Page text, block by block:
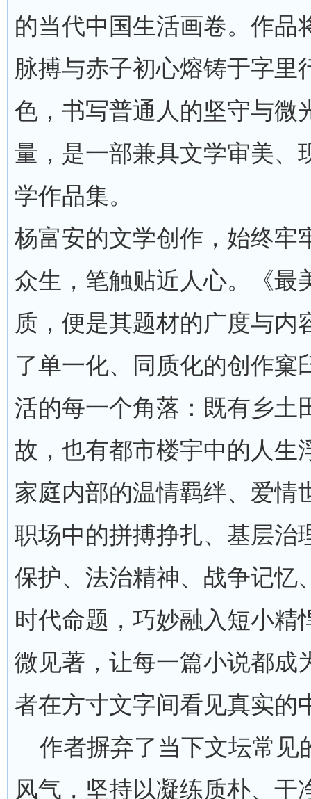
的当代中国生活画卷。作品
脉搏与赤子初心熔铸于字里
色，书写普通人的坚守与微
量，是一部兼具文学审美、
学作品集。
杨富安的文学创作，始终牢
众生，笔触贴近人心。《最
质，便是其题材的广度与内
了单一化、同质化的创作窠
活的每一个角落：既有乡土
故，也有都市楼宇中的人生
家庭内部的温情羁绊、爱情
职场中的拼搏挣扎、基层治
保护、法治精神、战争记忆
时代命题，巧妙融入短小精
微见著，让每一篇小说都成
者在方寸文字间看见真实的
作者摒弃了当下文坛常见
风气，坚持以凝练质朴、干